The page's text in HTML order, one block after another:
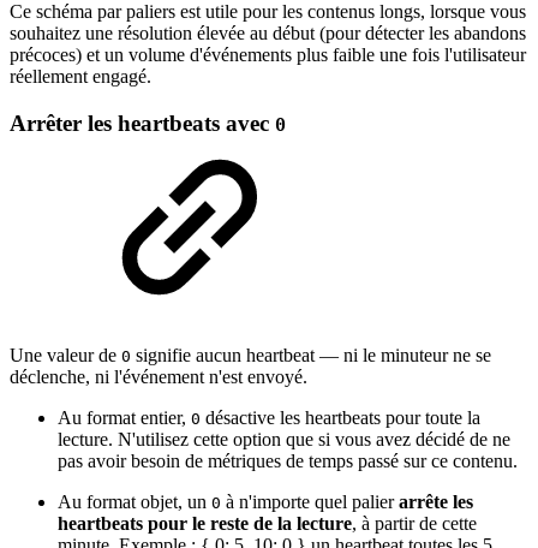
Ce schéma par paliers est utile pour les contenus longs, lorsque vous
souhaitez une résolution élevée au début (pour détecter les abandons
précoces) et un volume d'événements plus faible une fois l'utilisateur
réellement engagé.
Arrêter les heartbeats avec 0
Une valeur de 0 signifie aucun heartbeat — ni le minuteur ne se
déclenche, ni l'événement n'est envoyé.
Au format entier, 0 désactive les heartbeats pour toute la
lecture. N'utilisez cette option que si vous avez décidé de ne
pas avoir besoin de métriques de temps passé sur ce contenu.
Au format objet, un 0 à n'importe quel palierarrête les
heartbeats pour le reste de la lecture, à partir de cette